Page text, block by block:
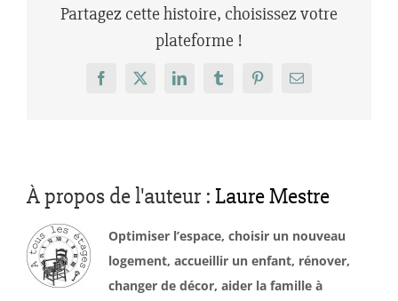
Partagez cette histoire, choisissez votre
plateforme !
Facebook
X LinkedInTumblrPinterestEmail
À propos de l'auteur : Laure Mestre
Optimiser l’espace, choisir un nouveau
logement, accueillir un enfant, rénover,
changer de décor, aider la famille à